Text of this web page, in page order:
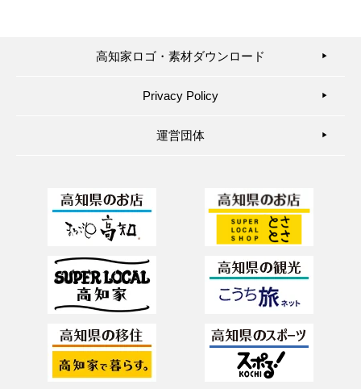
高知家ロゴ・素材ダウンロード ▶︎
Privacy Policy ▶︎
運営団体 ▶︎